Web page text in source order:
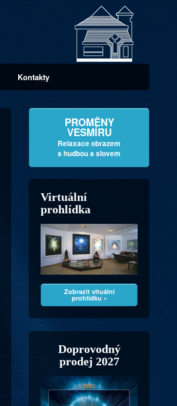
Kontakty
PROMĚNY
VESMÍRU
Relaxace obrazem
s hudbou a slovem
Virtuální
prohlídka
Zobrazit vituální
prohlídku »
Doprovodný
prodej 2027